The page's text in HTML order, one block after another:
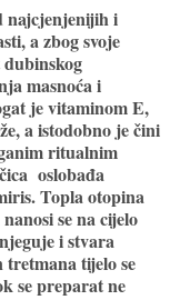
najcjenjenijih i
a zbog svoje
masnoća i
je vitaminom E,
a istodobno je čini
ritualnim
oslobađa
Topla otopina
se na cijelo
i stvara
tretmana tijelo se
se preparat ne